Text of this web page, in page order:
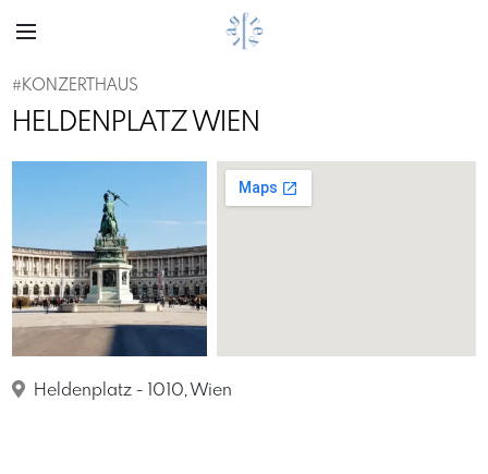
#KONZERTHAUS
HELDENPLATZ WIEN
Previous Next
Heldenplatz - 1010, Wien